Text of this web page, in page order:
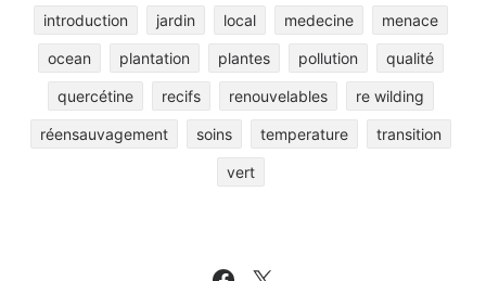
introduction jardin local medecine menace
ocean plantation plantes pollution qualité
quercétine recifs renouvelables re wilding
réensauvagement soins temperature transition
vert